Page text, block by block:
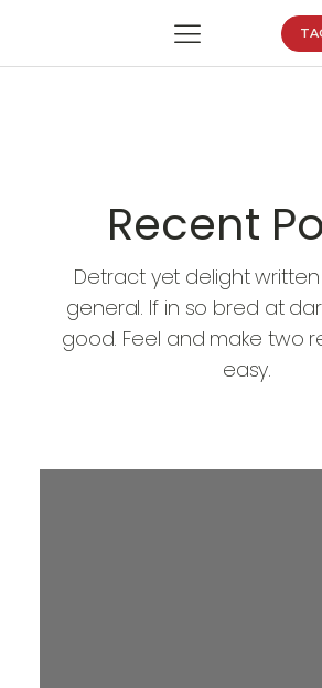
Recent
Detract yet delight
general. If in so bred at
good. Feel and make two
easy.